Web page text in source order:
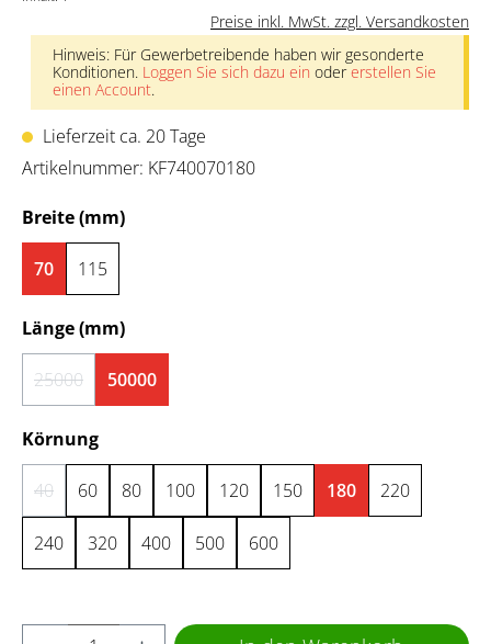
Preise inkl. MwSt. zzgl. Versandkosten
Hinweis: Für Gewerbetreibende haben wir gesonderte
Konditionen. Loggen Sie sich dazu ein odererstellen Sie
einen Account.
Lieferzeit ca. 20 Tage
Artikelnummer: KF740070180
Breite (mm)auswählen
70 115
Länge (mm)auswählen
25000(Diese Option ist zurzeit nicht verfügbar.)
50000
Körnungauswählen
40(Diese Option ist zurzeit nicht verfügbar.)
60 80 100 120 150 180 220
240 320 400 500 600